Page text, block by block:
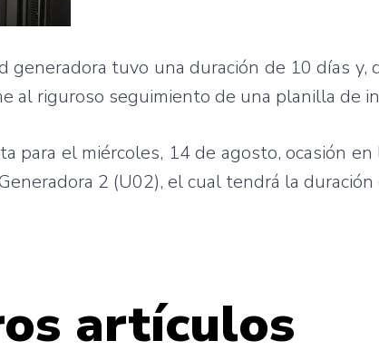
tuvo una duración de 10 días y,
al riguroso seguimiento de una planilla de
para el miércoles, 14 de agosto, ocasión
2 (U02), el cual tendrá la duración
artículos